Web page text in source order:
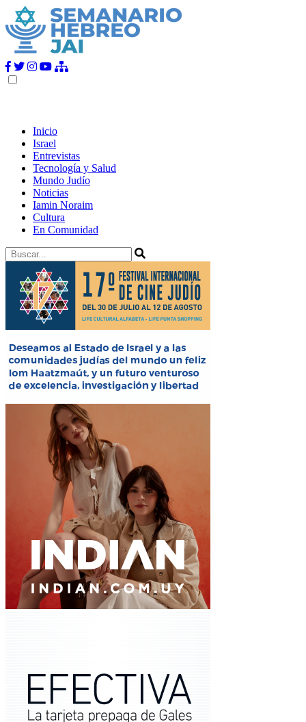
Inicio
Israel
Entrevistas
Tecnología y Salud
Mundo Judío
Noticias
Iamin Noraim
Cultura
En Comunidad